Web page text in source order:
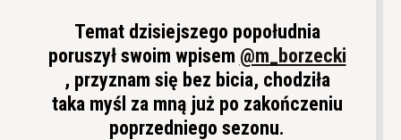
Temat dzisiejszego popołudnia
poruszył swoim wpisem @m_borzecki
, przyznam się bez bicia, chodziła
taka myśl za mną już po zakończeniu
poprzedniego sezonu.